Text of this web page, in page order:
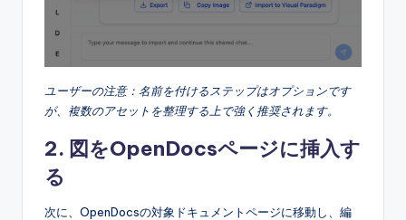
ユーザーの注意：名前を付けるステップはオプションです
が、複数のアセットを整理する上で強く推奨されます。
2. 図をOpenDocsページに挿入す
る
次に、OpenDocsの対象ドキュメントページに移動し、編